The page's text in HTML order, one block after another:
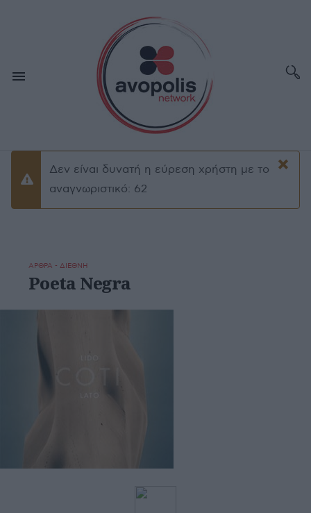
×
Προειδοποίσηση
Δεν είναι δυνατή η εύρεση χρήστη με το
αναγνωριστικό: 62
ΑΡΘΡΑ - ΔΙΕΘΝΗ
Poeta Negra